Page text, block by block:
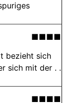
■■■■
bezieht sich
sich mit der . .
■■■■